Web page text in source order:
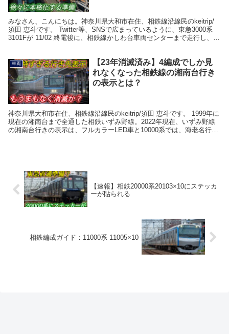
みなさん、こんにちは。神奈川県大和市在住、相鉄線沿線民のkeitrip/
須田 恵斗です。 Twitter等、SNSで広まっているように、東急3000系
3101Fが 11/02 終電後に、相鉄線かしわ台車両センターまで走行し、入
車両
【23年消滅済み】4編成でしか見
れなくなった相鉄線の湘南台行き
の表示とは？
神奈川県大和市在住、相鉄線沿線民のkeitrip/須田 恵斗です。 1999年に
現在の湘南台まで全通した相鉄いずみ野線。2022年現在、いずみ野線
の湘南台行きの表示は、フルカラーLED車と10000系では、海老名行き
【速報】相鉄20000系20103×10にステッカ
ーが貼られる
相鉄編成ガイド：11000系 11005×10